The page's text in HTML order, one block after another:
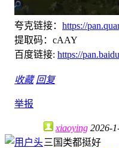
夸克链接： https://
提取码：cAAY
百度链接: https://
收藏 回复
举报
xiaoying 2026-
三国类都挺好